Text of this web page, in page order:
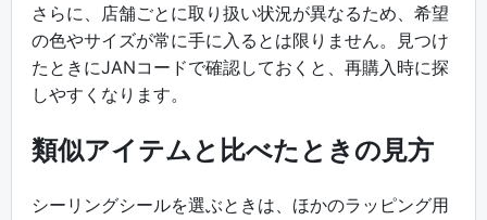
さらに、店舗ごとに取り扱い状況が異なるため、希望
の色やサイズが常に手に入るとは限りません。見つけ
たときにJANコードで確認しておくと、再購入時に探
しやすくなります。
類似アイテムと比べたときの見方
シーリングシールを選ぶときは、ほかのラッピング用